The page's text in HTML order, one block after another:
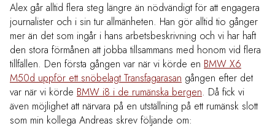
Alex går alltid flera steg längre än nödvändigt för att engagera
journalister och i sin tur allmänheten. Han gör alltid tio gånger
mer än det som ingår i hans arbetsbeskrivning och vi har haft
den stora förmånen att jobba tillsammans med honom vid flera
tillfällen. Den första gången var när vi körde en BMW X6
M50d uppför ett snöbelagt Transfagarasan gången efter det
var när vi körde BMW i8 i de rumänska bergen. Då fick vi
även möjlighet att närvara på en utställning på ett rumänsk slott
som min kollega Andreas skrev följande om: